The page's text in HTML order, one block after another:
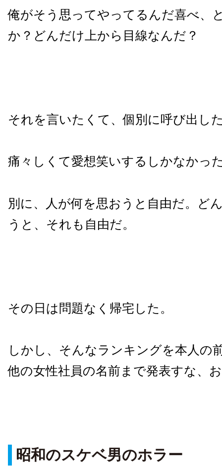
俺がそう思ってやってるんだ喜べ、
か？どんだけ上から目線なんだ？
それを言いたくて、個別に呼び出し
痛々しくて愛想笑いするしかなかっ
別に、人が何を思おうと自由だ。ど
うと、それも自由だ。
その日は問題なく帰宅した。
しかし、そんなランキングを本人の
他の女性社員の名前まで発表すな、
昭和のスケベ男のホラー